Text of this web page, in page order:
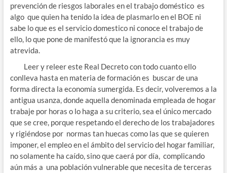
prevención de riesgos laborales en el trabajo doméstico es
algo que quien ha tenido la idea de plasmarlo en el BOE ni
sabe lo que es el servicio domestico ni conoce el trabajo de
ello, lo que pone de manifestó que la ignorancia es muy
atrevida.
Leer y releer este Real Decreto con todo cuanto ello
conlleva hasta en materia de formación es buscar de una
forma directa la economía sumergida. Es decir, volveremos a la
antigua usanza, donde aquella denominada empleada de hogar
trabaje por horas o lo haga a su criterio, sea el único mercado
que se cree, porque respetando el derecho de los trabajadores
y rigiéndose por normas tan huecas como las que se quieren
imponer, el empleo en el ámbito del servicio del hogar familiar,
no solamente ha caído, sino que caerá por día, complicando
aún más a una población vulnerable que necesita de terceras